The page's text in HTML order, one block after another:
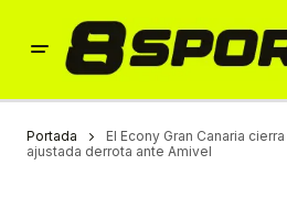
Portada
El Econy Gran Canaria
ajustada derrota ante Amivel